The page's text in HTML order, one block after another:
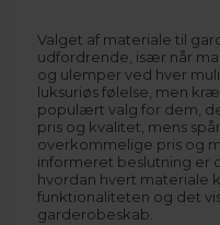
Valget af materiale til
udfordrende, især når
og ulemper ved hver
luksuriøs følelse, men
populært valg for dem,
pris og kvalitet, mens
overkommelige pris og
informeret beslutning er
hvordan hvert materiale
funktionaliteten og det
garderobeskab.